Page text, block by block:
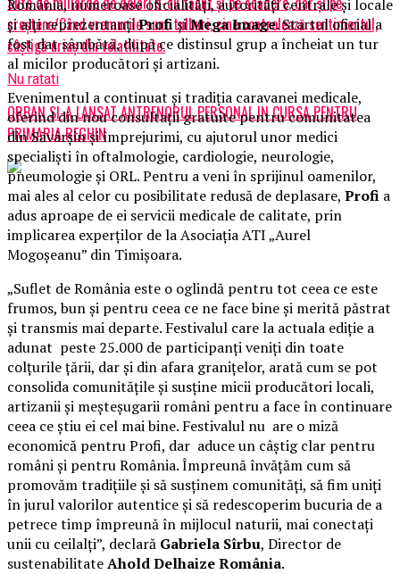
creștere/Când vremurile sunt tulburi, cine controlează sentimentul,
câștigă uriaș din volatilitate.
Nu ratati
ORBAN SI-A LANSAT ANTRENORUL PERSONAL IN CURSA PENTRU
PRIMARIA REGHIN
România, numeroase oficialități, autorități centrale și locale
și alți reprezentanțiProfișiMega Image. Startul oficial a
fost dat sâmbătă, după ce distinsul grup a încheiat un tur
al micilor producători și artizani.
Evenimentul a continuat și tradiția caravanei medicale,
oferind din nou consultații gratuite pentru comunitatea
din Săvârșin și împrejurimi, cu ajutorul unor medici
specialiști în oftalmologie, cardiologie, neurologie,
pneumologie și ORL. Pentru a veni în sprijinul oamenilor,
mai ales al celor cu posibilitate redusă de deplasare, Profi a
adus aproape de ei servicii medicale de calitate, prin
implicarea experților de la Asociația ATI „Aurel
Mogoșeanu” din Timișoara.
„Suflet de România este o oglindă pentru tot ceea ce este
frumos, bun și pentru ceea ce ne face bine și merită păstrat
și transmis mai departe. Festivalul care la actuala ediție a
adunat peste 25.000 de participanți veniți din toate
colțurile țării, dar și din afara granițelor, arată cum se pot
consolida comunitățile și susține micii producători locali,
artizanii și meșteșugarii români pentru a face în continuare
ceea ce știu ei cel mai bine. Festivalul nu are o miză
economică pentru Profi, dar aduce un câștig clar pentru
români și pentru România. Împreună învățăm cum să
promovăm tradițiile și să susținem comunități, să fim uniți
în jurul valorilor autentice și să redescoperim bucuria de a
petrece timp împreună în mijlocul naturii, mai conectați
unii cu ceilalți”, declară Gabriela Sîrbu, Director de
sustenabilitateAhold Delhaize România.